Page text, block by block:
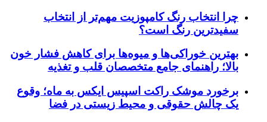
چرا انتخاب رنگ کامپوزیت مهم‌تر از انتخاب
سفیدترین رنگ است؟
بهترین خوراکی‌ها و میوه‌ها برای کاهش فشار خون
بالا؛ راهنمای جامع متخصصان قلب و تغذیه
برخورد موشک راکت اسپیس ایکس به ماه؛ وقوع
یک چالش حقوقی و محیط زیستی در فضا